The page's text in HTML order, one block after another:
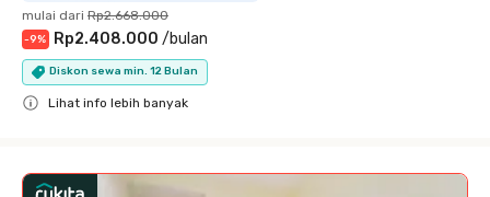
mulai dari Rp2.668.000
-9% Rp2.408.000 /bulan
Diskon sewa min. 12 Bulan
Lihat info lebih banyak